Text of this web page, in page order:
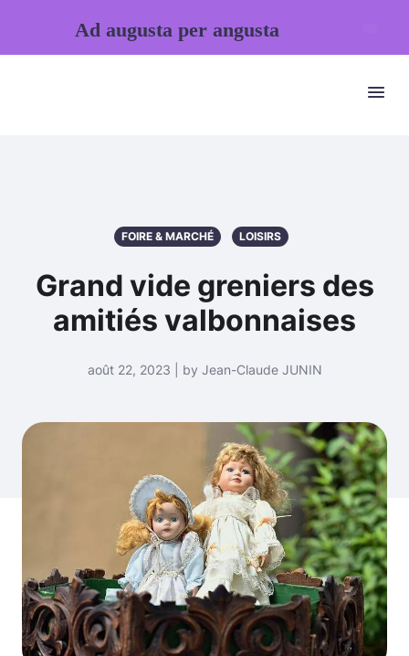
FOIRE & MARCHÉ LOISIRS
Grand vide greniers des
amitiés valbonnaises
août 22, 2023 | by Jean-Claude JUNIN
Ad augusta per angusta